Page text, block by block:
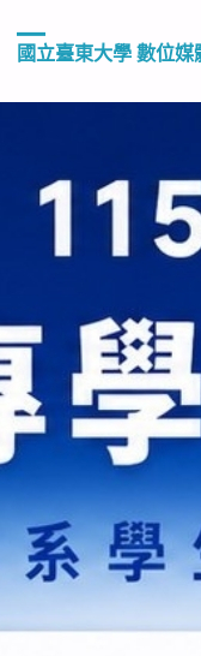
國立臺東大學 數位